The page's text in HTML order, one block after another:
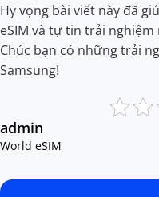
Hy vọng bài viết này đã
eSIM và tự tin trải
Chúc bạn có những trải
Samsung!
admin
World eSIM